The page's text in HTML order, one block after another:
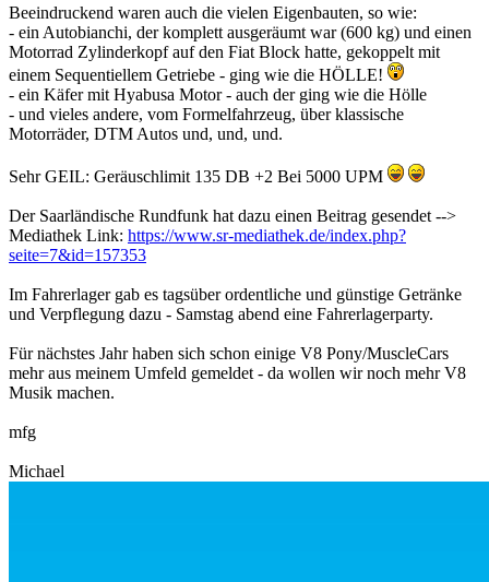
Beeindruckend waren auch die vielen Eigenbauten, so wie:
- ein Autobianchi, der komplett ausgeräumt war (600 kg) und einen
Motorrad Zylinderkopf auf den Fiat Block hatte, gekoppelt mit
einem Sequentiellem Getriebe - ging wie die HÖLLE!
- ein Käfer mit Hyabusa Motor - auch der ging wie die Hölle
- und vieles andere, vom Formelfahrzeug, über klassische
Motorräder, DTM Autos und, und, und.
Sehr GEIL: Geräuschlimit 135 DB +2 Bei 5000 UPM
Der Saarländische Rundfunk hat dazu einen Beitrag gesendet -->
Mediathek Link: https://www.sr-mediathek.de/index.php?
seite=7&id=157353
Im Fahrerlager gab es tagsüber ordentliche und günstige Getränke
und Verpflegung dazu - Samstag abend eine Fahrerlagerparty.
Für nächstes Jahr haben sich schon einige V8 Pony/MuscleCars
mehr aus meinem Umfeld gemeldet - da wollen wir noch mehr V8
Musik machen.
mfg
Michael